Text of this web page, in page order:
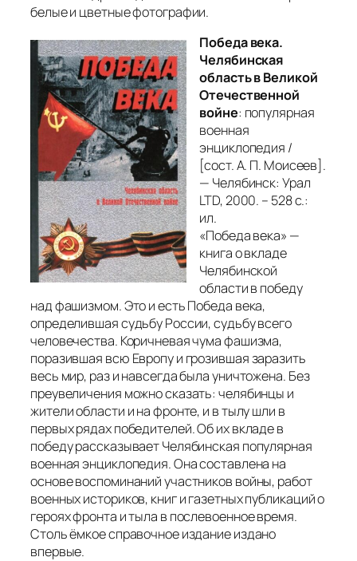
белые и цветные фотографии.
Победа века.
Челябинская
область в Великой
Отечественной
войне: популярная
военная
энциклопедия /
[сост. А. П. Моисеев].
— Челябинск: Урал
LTD, 2000. – 528 с.:
ил.
«Победа века» —
книга о вкладе
Челябинской
области в победу
над фашизмом. Это и есть Победа века,
определившая судьбу России, судьбу всего
человечества. Коричневая чума фашизма,
поразившая всю Европу и грозившая заразить
весь мир, раз и навсегда была уничтожена. Без
преувеличения можно сказать: челябинцы и
жители области и на фронте, и в тылу шли в
первых рядах победителей. Об их вкладе в
победу рассказывает Челябинская популярная
военная энциклопедия. Она составлена на
основе воспоминаний участников войны, работ
военных историков, книг и газетных публикаций о
героях фронта и тыла в послевоенное время.
Столь ёмкое справочное издание издано
впервые.